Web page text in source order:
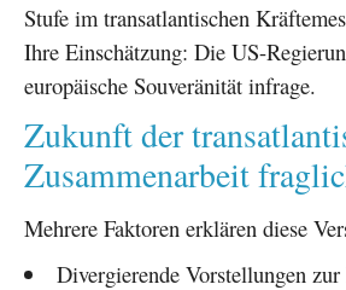
Stufe im transatlantischen
Ihre Einschätzung: Die US-
europäische Souveränität infrage.
Zukunft der
Zusammenarbeit
Mehrere Faktoren erklären diese
Divergierende Vorstellungen